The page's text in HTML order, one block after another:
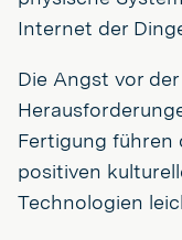
Internet der
Die Angst vor
Fertigung führen
positiven
Technologien